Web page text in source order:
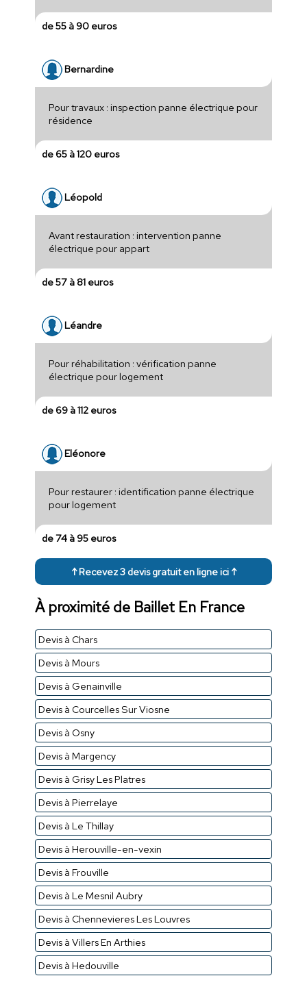
de 55 à 90 euros
Bernardine
Pour travaux : inspection panne électrique pour
résidence
de 65 à 120 euros
Léopold
Avant restauration : intervention panne
électrique pour appart
de 57 à 81 euros
Léandre
Pour réhabilitation : vérification panne
électrique pour logement
de 69 à 112 euros
Eléonore
Pour restaurer : identification panne électrique
pour logement
de 74 à 95 euros
↑ Recevez 3 devis gratuit en ligne ici ↑
À proximité de Baillet En France
Devis à Chars
Devis à Mours
Devis à Genainville
Devis à Courcelles Sur Viosne
Devis à Osny
Devis à Margency
Devis à Grisy Les Platres
Devis à Pierrelaye
Devis à Le Thillay
Devis à Herouville-en-vexin
Devis à Frouville
Devis à Le Mesnil Aubry
Devis à Chennevieres Les Louvres
Devis à Villers En Arthies
Devis à Hedouville